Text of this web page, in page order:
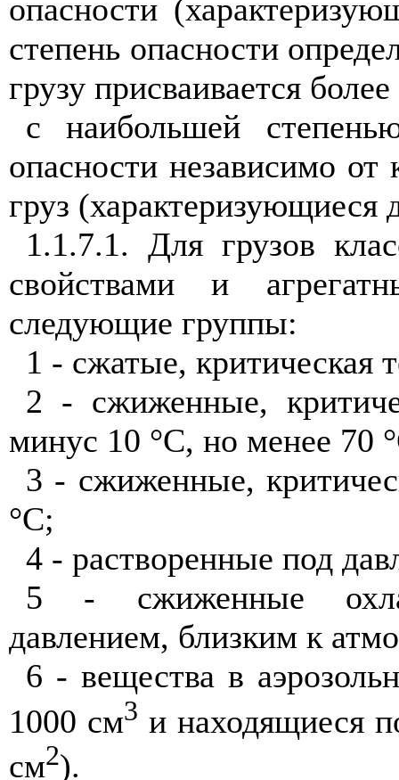
опасности
степень опасности
грузу присваивается
с наибольшей
опасности независимо от
груз (характеризующиеся
1.1.7.1. Для грузов
свойствами и
следующие группы:
1 - сжатые, критическая
2 - сжиженные,
минус 10 °С, но менее 70
3 - сжиженные,
°С;
4 - растворенные под
5 - сжиженные
давлением, близким к
6 - вещества в
1000 см3 и находящиеся
см2).